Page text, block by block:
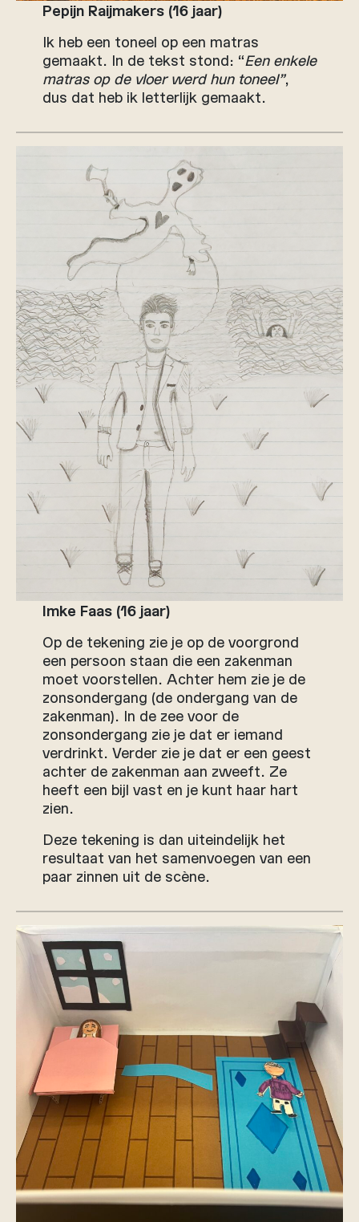
Pepijn Raijmakers (16 jaar)
Ik heb een toneel op een matras
gemaakt. In de tekst stond: “Een enkele
matras op de vloer werd hun toneel”,
dus dat heb ik letterlijk gemaakt.
Imke Faas (16 jaar)
Op de tekening zie je op de voorgrond
een persoon staan die een zakenman
moet voorstellen. Achter hem zie je de
zonsondergang (de ondergang van de
zakenman). In de zee voor de
zonsondergang zie je dat er iemand
verdrinkt. Verder zie je dat er een geest
achter de zakenman aan zweeft. Ze
heeft een bijl vast en je kunt haar hart
zien.
Deze tekening is dan uiteindelijk het
resultaat van het samenvoegen van een
paar zinnen uit de scène.